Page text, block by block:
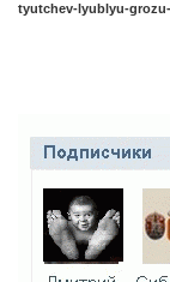
tyutchev-lyublyu-